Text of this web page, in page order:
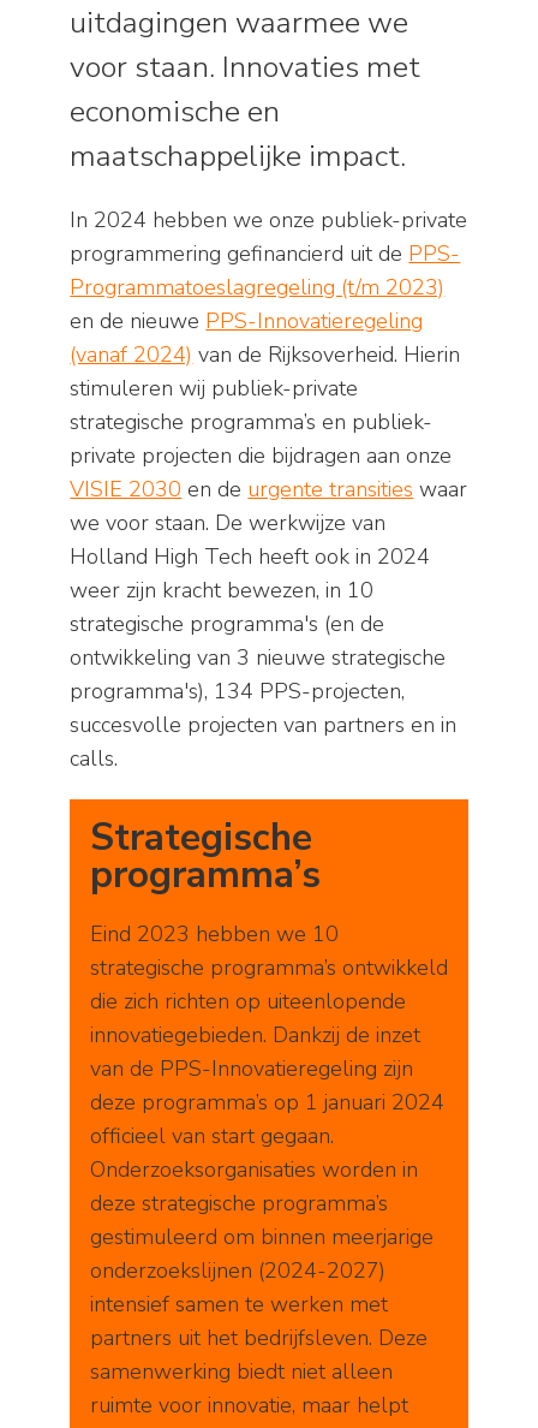
uitdagingen waarmee we
voor staan. Innovaties met
economische en
maatschappelijke impact.
In 2024 hebben we onze publiek-private
programmering gefinancierd uit de PPS-
Programmatoeslagregeling (t/m 2023)
en de nieuwe PPS-Innovatieregeling
(vanaf 2024) van de Rijksoverheid. Hierin
stimuleren wij publiek-private
strategische programma’s en publiek-
private projecten die bijdragen aan onze
VISIE 2030 en de urgente transities waar
we voor staan. De werkwijze van
Holland High Tech heeft ook in 2024
weer zijn kracht bewezen, in 10
strategische programma's (en de
ontwikkeling van 3 nieuwe strategische
programma's), 134 PPS-projecten,
succesvolle projecten van partners en in
calls.
Strategische
programma’s
Eind 2023 hebben we 10
strategische programma’s ontwikkeld
die zich richten op uiteenlopende
innovatiegebieden. Dankzij de inzet
van de PPS-Innovatieregeling zijn
deze programma’s op 1 januari 2024
officieel van start gegaan.
Onderzoeksorganisaties worden in
deze strategische programma’s
gestimuleerd om binnen meerjarige
onderzoekslijnen (2024-2027)
intensief samen te werken met
partners uit het bedrijfsleven. Deze
samenwerking biedt niet alleen
ruimte voor innovatie, maar helpt